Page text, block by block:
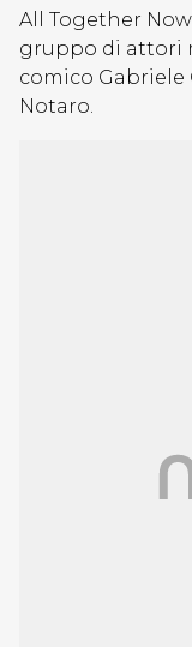
All Together
gruppo di attori
comico Gabriele
Notaro.